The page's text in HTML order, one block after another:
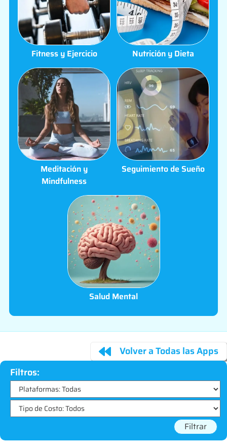
Fitness y Ejercicio Nutrición y Dieta
Meditación y
Mindfulness
Seguimiento de Sueño
Salud Mental
Volver a Todas las Apps
Filtros:
Filtrar